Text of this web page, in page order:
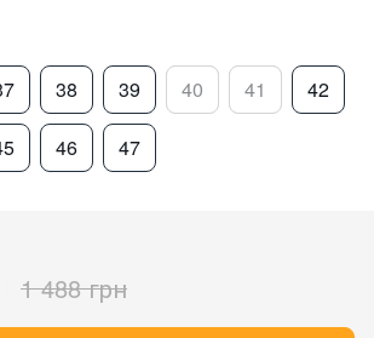
38 39 40 41 42
46 47
1 488 грн